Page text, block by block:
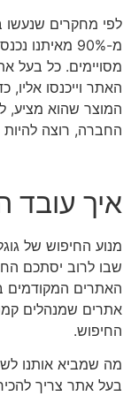
לפי מחקרים שנעשו
מ-90%
מסויימים. כל בעל
האתר וייכנסו
המוצר שהוא מציע,
החברה, רוצה להיות
איך עובד
מנוע החיפוש של
שבו לרוב יסתכם
האתרים המקודמים
אתרים שמנהלים
החיפוש.
מה שמביא אותנו
בעל אתר צריך